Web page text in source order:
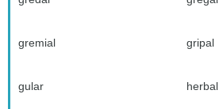
gremial gripal
gular herbal